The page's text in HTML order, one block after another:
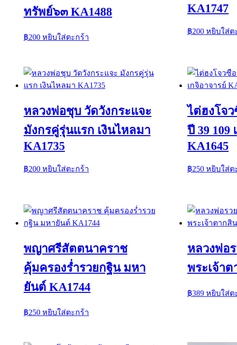
ทรัพย์๖๓ KA1488
฿200 หยิบใส่ตะกร้า
KA1747
฿200 หยิบใส่ต
หลวงพ่อชุบ วัดวังกระแจะ
มังกรคู่รุ่นแรก เงินไหลมา
KA1735
฿200 หยิบใส่ตะกร้า
ไต่ฮงโจ
ปี 39 109
KA1645
฿250 หยิบใส่ต
พญาศรีสัตตนาคราช
คุ้มครองร่ำรวยกฐิน มหา
ยันต์ KA1744
฿250 หยิบใส่ตะกร้า
หลวงพ่อ
พระเจ้าต
฿389 หยิบใส่ต